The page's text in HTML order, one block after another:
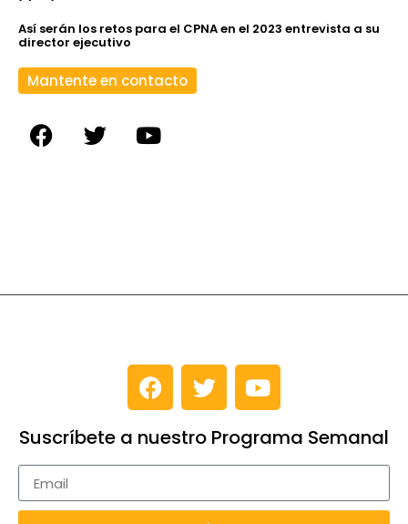
Así serán los retos para el CPNA en el 2023 entrevista a su
director ejecutivo
Mantente en contacto
Suscríbete a nuestro Programa Semanal